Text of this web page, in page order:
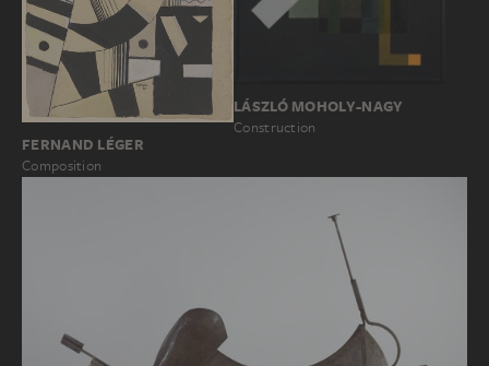
FERNAND LÉGER
Composition
LÁSZLÓ MOHOLY-NAGY
Construction